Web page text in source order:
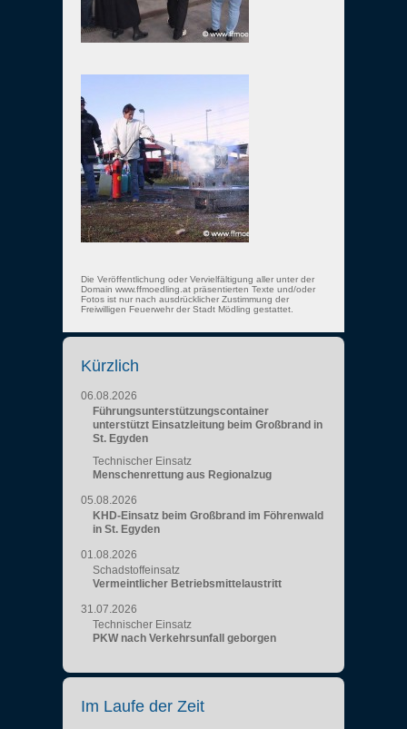
Die Veröffentlichung oder Vervielfältigung aller unter der
Domain www.ffmoedling.at präsentierten Texte und/oder
Fotos ist nur nach ausdrücklicher Zustimmung der
Freiwilligen Feuerwehr der Stadt Mödling gestattet.
Kürzlich
06.08.2026
Führungsunterstützungscontainer
unterstützt Einsatzleitung beim Großbrand in
St. Egyden
Technischer Einsatz
Menschenrettung aus Regionalzug
05.08.2026
KHD-Einsatz beim Großbrand im Föhrenwald
in St. Egyden
01.08.2026
Schadstoffeinsatz
Vermeintlicher Betriebsmittelaustritt
31.07.2026
Technischer Einsatz
PKW nach Verkehrsunfall geborgen
Im Laufe der Zeit